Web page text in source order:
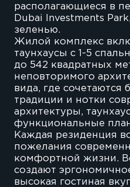
располагающиеся в
Dubai Investments
зеленью.
Жилой комплекс
таунхаусы с 1-5
до 542 квадратных
неповторимого
вида, где сочетаются
традиции и нотки
архитектуры,
функциональные
Каждая резиденция
пожелания
комфортной жизни.
создают
высокая гостиная